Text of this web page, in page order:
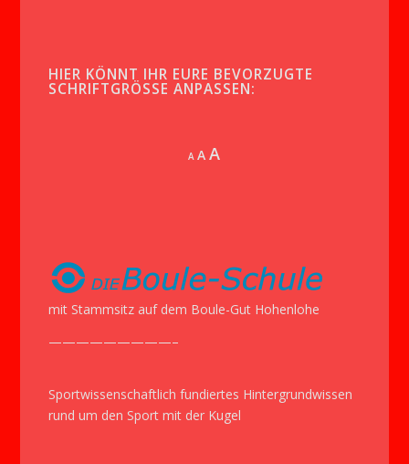
HIER KÖNNT IHR EURE BEVORZUGTE
SCHRIFTGRÖSSE ANPASSEN:
A Decrease
AReset
AIncrease
mit Stammsitz auf dem Boule-Gut Hohenlohe
—————————–
Sportwissenschaftlich fundiertes Hintergrundwissen
rund um den Sport mit der Kugel